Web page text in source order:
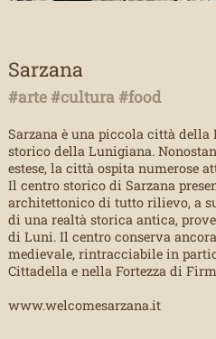
Sarzana
#arte #cultura #food
Sarzana è una piccola città
storico della Lunigiana.
estese, la città ospita numerose
Il centro storico di Sarzana
architettonico di tutto rilievo, a
di una realtà storica antica,
di Luni. Il centro conserva
medievale, rintracciabile in
Cittadella e nella Fortezza di
www.welcomesarzana.it